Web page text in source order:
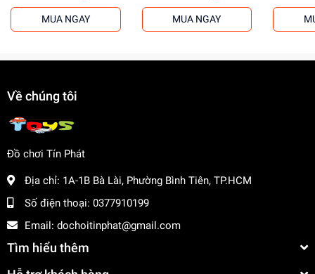
MUA NGAY MUA NGAY
Về chúng tôi
Đồ chơi Tín Phát
Địa chỉ: 1A-1B Bà Lài, Phường Bình Tiên, TP.HCM
Số điện thoại: 0377910199
Email: dochoitinphat@gmail.com
Tìm hiểu thêm